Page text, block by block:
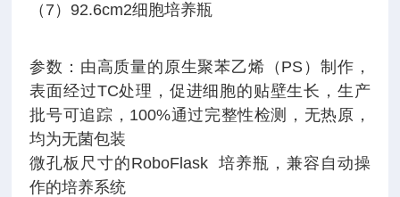
（7）92.6cm2细胞培养瓶
参数：由高质量的原生聚苯乙烯（PS）制作，
表面经过TC处理，促进细胞的贴壁生长，生产
批号可追踪，100%通过完整性检测，无热原，
均为无菌包装
微孔板尺寸的RoboFlask 培养瓶，兼容自动操
作的培养系统